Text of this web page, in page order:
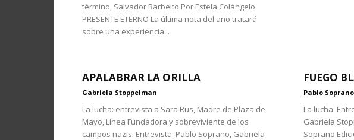
término, Salvador Barbeito Por Estela Colángelo
PRESENTE ETERNO La última nota del año tratará
sobre una experiencia...
APALABRAR LA ORILLA
Gabriela Stoppelman
La lucha: entrevista a Sara Rus, Madre de Plaza de
Mayo, Línea Fundadora y sobreviviente de los
campos nazis. Entrevista: Pablo Soprano, Gabriela
FUEGO
Pablo Soprano
La lucha:
Gabriela
Soprano